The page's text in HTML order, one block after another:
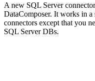
A new SQL Server
DataComposer. It works in a
connectors except that you
SQL Server DBs.